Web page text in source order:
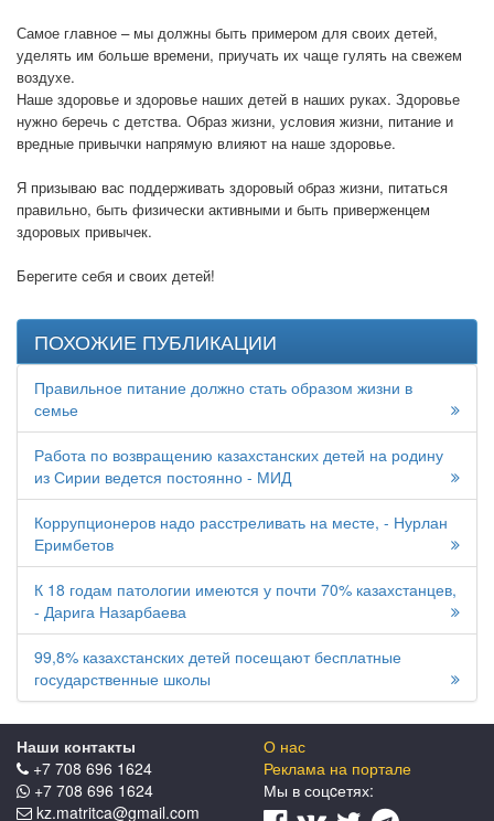
Самое главное – мы должны быть примером для своих детей,
уделять им больше времени, приучать их чаще гулять на свежем
воздухе.
Наше здоровье и здоровье наших детей в наших руках. Здоровье
нужно беречь с детства. Образ жизни, условия жизни, питание и
вредные привычки напрямую влияют на наше здоровье.
Я призываю вас поддерживать здоровый образ жизни, питаться
правильно, быть физически активными и быть приверженцем
здоровых привычек.
Берегите себя и своих детей!
ПОХОЖИЕ ПУБЛИКАЦИИ
Правильное питание должно стать образом жизни в
семье
Работа по возвращению казахстанских детей на родину
из Сирии ведется постоянно - МИД
Коррупционеров надо расстреливать на месте, - Нурлан
Еримбетов
К 18 годам патологии имеются у почти 70% казахстанцев,
- Дарига Назарбаева
99,8% казахстанских детей посещают бесплатные
государственные школы
Наши контакты
+7 708 696 1624
+7 708 696 1624
kz.matritca@gmail.com
О нас
Реклама на портале
Мы в соцcетях: